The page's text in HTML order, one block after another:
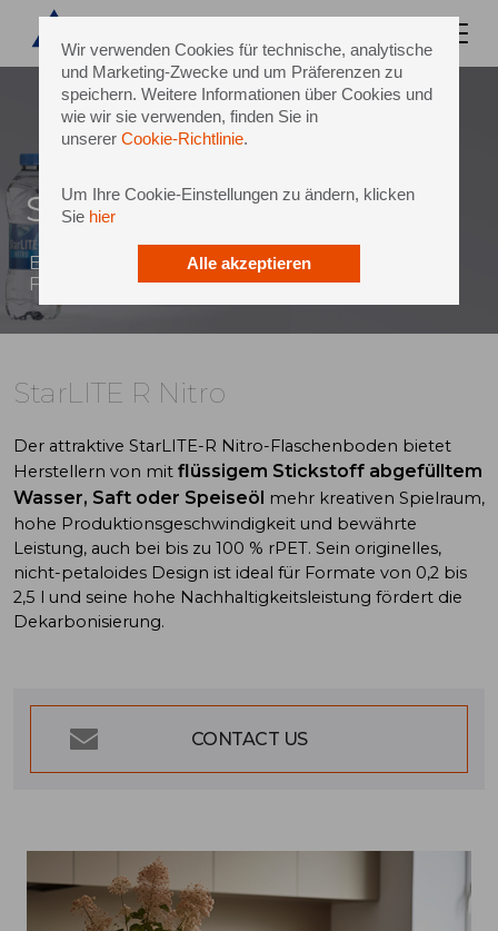
Wir verwenden Cookies für technische, analytische
und Marketing-Zwecke und um Präferenzen zu
speichern. Weitere Informationen über Cookies und
wie wir sie verwenden, finden Sie in
unserer Cookie-Richtlinie.
Um Ihre Cookie-Einstellungen zu ändern, klicken
Sie hier
Alle akzeptieren
StarLITE R Nitro
Ein unverwechselbarer, hochbeständiger
Flaschenboden aus 100 % rPET
StarLITE R Nitro
Der attraktive StarLITE-R Nitro-Flaschenboden bietet
Herstellern von mit flüssigem Stickstoff abgefülltem
Wasser, Saft oder Speiseöl mehr kreativen Spielraum,
hohe Produktionsgeschwindigkeit und bewährte
Leistung, auch bei bis zu 100 % rPET. Sein originelles,
nicht-petaloides Design ist ideal für Formate von 0,2 bis
2,5 l und seine hohe Nachhaltigkeitsleistung fördert die
Dekarbonisierung.
CONTACT US